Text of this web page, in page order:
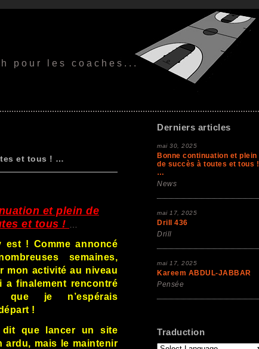
pour les coaches...
Derniers articles
mai 30, 2025
Bonne continuation et plein
de succès à toutes et tous !
…
News
mai 17, 2025
Drill 436
Drill
mai 17, 2025
Kareem ABDUL-JABBAR
Pensée
Traduction
et tous ! …
et plein de
et tous ! …
est ! Comme annoncé
semaines,
mon activité au niveau
a finalement rencontré
je n’espérais
!
dit que lancer un site
ardu, mais le maintenir